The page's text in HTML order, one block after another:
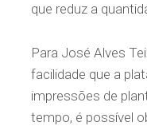
que reduz a
Para José Alves
facilidade que a
impressões de
tempo, é possível